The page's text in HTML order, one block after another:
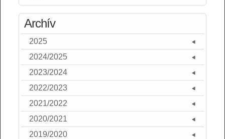
Archív
2025
2024/2025
2023/2024
2022/2023
2021/2022
2020/2021
2019/2020